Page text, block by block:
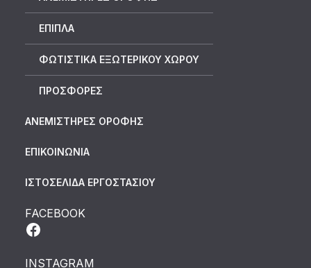
ΕΠΙΠΛΑ
ΦΩΤΙΣΤΙΚΑ ΕΞΩΤΕΡΙΚΟΥ ΧΩΡΟΥ
ΠΡΟΣΦΟΡΕΣ
ΑΝΕΜΙΣΤΗΡΕΣ ΟΡΟΦΗΣ
ΕΠΙΚΟΙΝΩΝΙΑ
ΙΣΤΟΣΕΛΙΔΑ ΕΡΓΟΣΤΑΣΙΟΥ
FACEBOOK
INSTAGRAM